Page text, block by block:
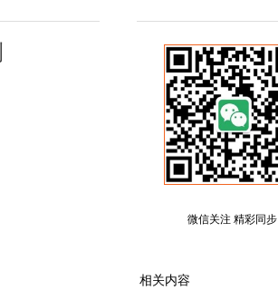
微信关注 精彩同步
相关内容